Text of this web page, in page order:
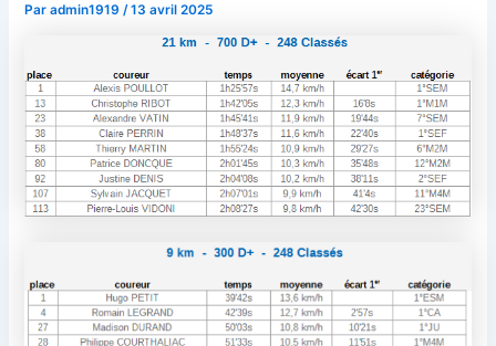
Paradmin1919/13 avril 2025